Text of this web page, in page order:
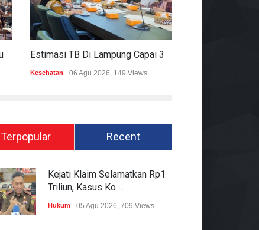
Kesehatan 06 Agu 2026, 149 Views
Terpopular Recent
Kejati Klaim Selamatkan Rp1
Triliun, Kasus Ko ...
Hukum 05 Agu 2026, 709 Views